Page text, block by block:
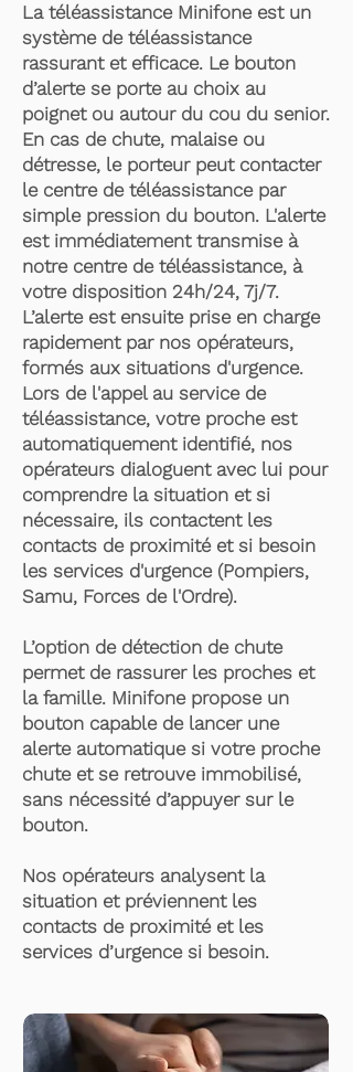
La téléassistance Minifone est un
système de téléassistance
rassurant et efficace. Le bouton
d’alerte se porte au choix au
poignet ou autour du cou du senior.
En cas de chute, malaise ou
détresse, le porteur peut contacter
le centre de téléassistance par
simple pression du bouton. L'alerte
est immédiatement transmise à
notre centre de téléassistance, à
votre disposition 24h/24, 7j/7.
L’alerte est ensuite prise en charge
rapidement par nos opérateurs,
formés aux situations d'urgence.
Lors de l'appel au service de
téléassistance, votre proche est
automatiquement identifié, nos
opérateurs dialoguent avec lui pour
comprendre la situation et si
nécessaire, ils contactent les
contacts de proximité et si besoin
les services d'urgence (Pompiers,
Samu, Forces de l'Ordre).
L’option de détection de chute
permet de rassurer les proches et
la famille. Minifone propose un
bouton capable de lancer une
alerte automatique si votre proche
chute et se retrouve immobilisé,
sans nécessité d’appuyer sur le
bouton.
Nos opérateurs analysent la
situation et préviennent les
contacts de proximité et les
services d’urgence si besoin.